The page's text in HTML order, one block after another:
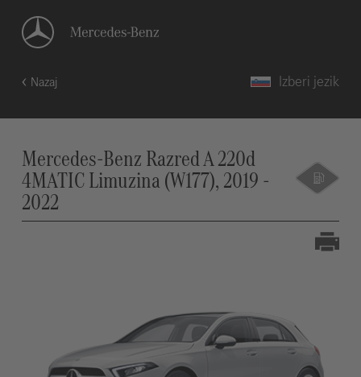
Nazaj Izberi jezik
Mercedes-Benz Razred A 220d
4MATIC Limuzina (W177), 2019 -
2022